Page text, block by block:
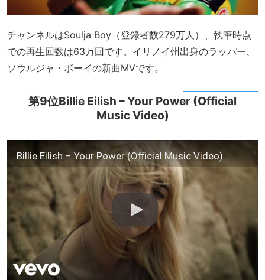
チャンネルはSoulja Boy（登録者数279万人）、執筆時点
での再生回数は63万回です。イリノイ州出身のラッパー、
ソウルジャ・ボーイの新曲MVです。
第9位Billie Eilish – Your Power (Official
Music Video)
Billie Eilish – Your Power (Official Music Video)